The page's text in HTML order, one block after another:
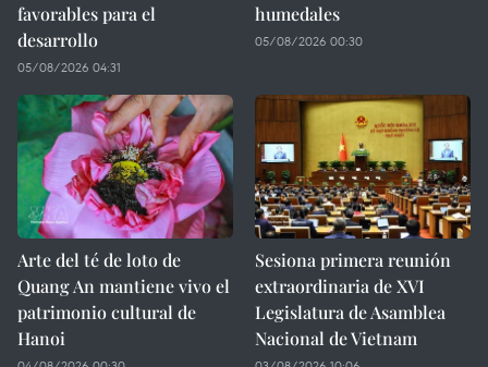
favorables para el
desarrollo
05/08/2026 04:31
humedales
05/08/2026 00:30
Arte del té de loto de
Quang An mantiene vivo el
patrimonio cultural de
Hanoi
Sesiona primera reunión
extraordinaria de XVI
Legislatura de Asamblea
Nacional de Vietnam